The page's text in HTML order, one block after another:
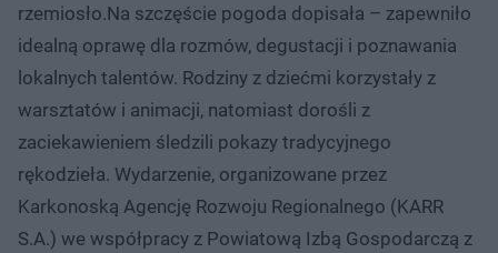
rzemiosło.Na szczęście pogoda dopisała – zapewniło
idealną oprawę dla rozmów, degustacji i poznawania
lokalnych talentów. Rodziny z dziećmi korzystały z
warsztatów i animacji, natomiast dorośli z
zaciekawieniem śledzili pokazy tradycyjnego
rękodzieła. Wydarzenie, organizowane przez
Karkonoską Agencję Rozwoju Regionalnego (KARR
S.A.) we współpracy z Powiatową Izbą Gospodarczą z